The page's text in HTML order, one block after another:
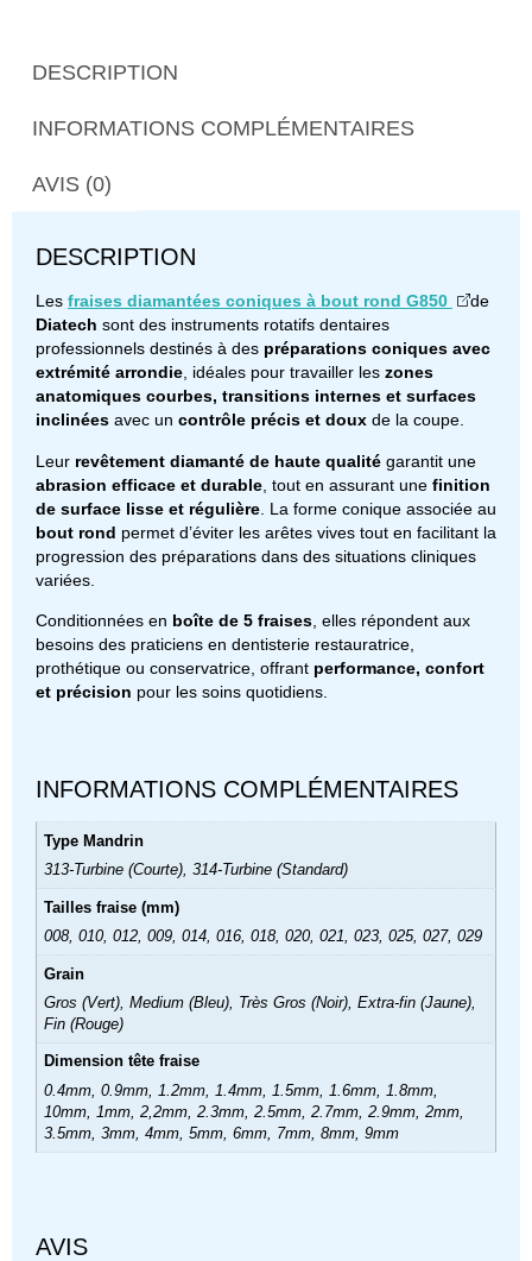
DESCRIPTION
INFORMATIONS COMPLÉMENTAIRES
AVIS (0)
DESCRIPTION
Les fraises diamantées coniques à bout rond G850
de
Diatech sont des instruments rotatifs dentaires
professionnels destinés à des préparations coniques avec
extrémité arrondie, idéales pour travailler les zones
anatomiques courbes, transitions internes et surfaces
inclinées avec un contrôle précis et doux de la coupe.
Leur revêtement diamanté de haute qualité garantit une
abrasion efficace et durable , tout en assurant une finition
de surface lisse et régulière . La forme conique associée au
bout rond permet d’éviter les arêtes vives tout en facilitant la
progression des préparations dans des situations cliniques
variées.
Conditionnées en boîte de 5 fraises , elles répondent aux
besoins des praticiens en dentisterie restauratrice,
prothétique ou conservatrice, offrant performance, confort
et précision pour les soins quotidiens.
INFORMATIONS COMPLÉMENTAIRES
Type Mandrin
313-Turbine (Courte), 314-Turbine (Standard)
Tailles fraise (mm)
008, 010, 012, 009, 014, 016, 018, 020, 021, 023, 025, 027, 029
Grain
Gros (Vert), Medium (Bleu), Très Gros (Noir), Extra-fin (Jaune),
Fin (Rouge)
Dimension tête fraise
0.4mm, 0.9mm, 1.2mm, 1.4mm, 1.5mm, 1.6mm, 1.8mm,
10mm, 1mm, 2,2mm, 2.3mm, 2.5mm, 2.7mm, 2.9mm, 2mm,
3.5mm, 3mm, 4mm, 5mm, 6mm, 7mm, 8mm, 9mm
AVIS